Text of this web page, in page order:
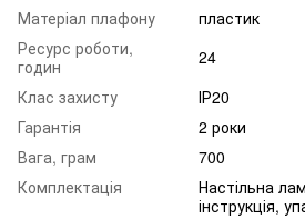
Матеріал плафону
пластик
Ресурс роботи,
годин
24
Клас захисту
ІР20
Гарантія
2 роки
Вага, грам
700
Комплектація
Настільна
інструкція,